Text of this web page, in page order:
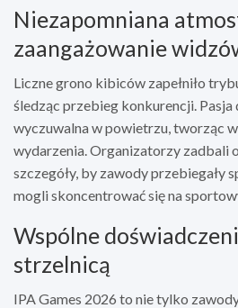
Niezapomniana
zaangażowanie
Liczne grono kibiców zapełniło
śledząc przebieg konkurencji. Pasja
wyczuwalna w powietrzu, tworząc
wydarzenia. Organizatorzy zadbali
szczegóły, by zawody przebiegały
mogli skoncentrować się na
Wspólne
strzelnicą
IPA Games 2026 to nie tylko